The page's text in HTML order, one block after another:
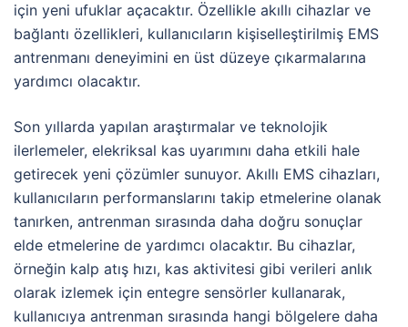
için yeni ufuklar açacaktır. Özellikle akıllı cihazlar ve
bağlantı özellikleri, kullanıcıların kişiselleştirilmiş EMS
antrenmanı deneyimini en üst düzeye çıkarmalarına
yardımcı olacaktır.
Son yıllarda yapılan araştırmalar ve teknolojik
ilerlemeler, elekriksal kas uyarımını daha etkili hale
getirecek yeni çözümler sunuyor. Akıllı EMS cihazları,
kullanıcıların performanslarını takip etmelerine olanak
tanırken, antrenman sırasında daha doğru sonuçlar
elde etmelerine de yardımcı olacaktır. Bu cihazlar,
örneğin kalp atış hızı, kas aktivitesi gibi verileri anlık
olarak izlemek için entegre sensörler kullanarak,
kullanıcıya antrenman sırasında hangi bölgelere daha